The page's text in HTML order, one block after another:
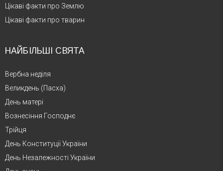
Цікаві факти про Землю
Цікаві факти про тварин
НАЙБІЛЬШІ СВЯТА
Вербна неділя
Великдень (Пасха)
День матері
Вознесіння Господнє
Трійця
День Конституції України
День Незалежності України